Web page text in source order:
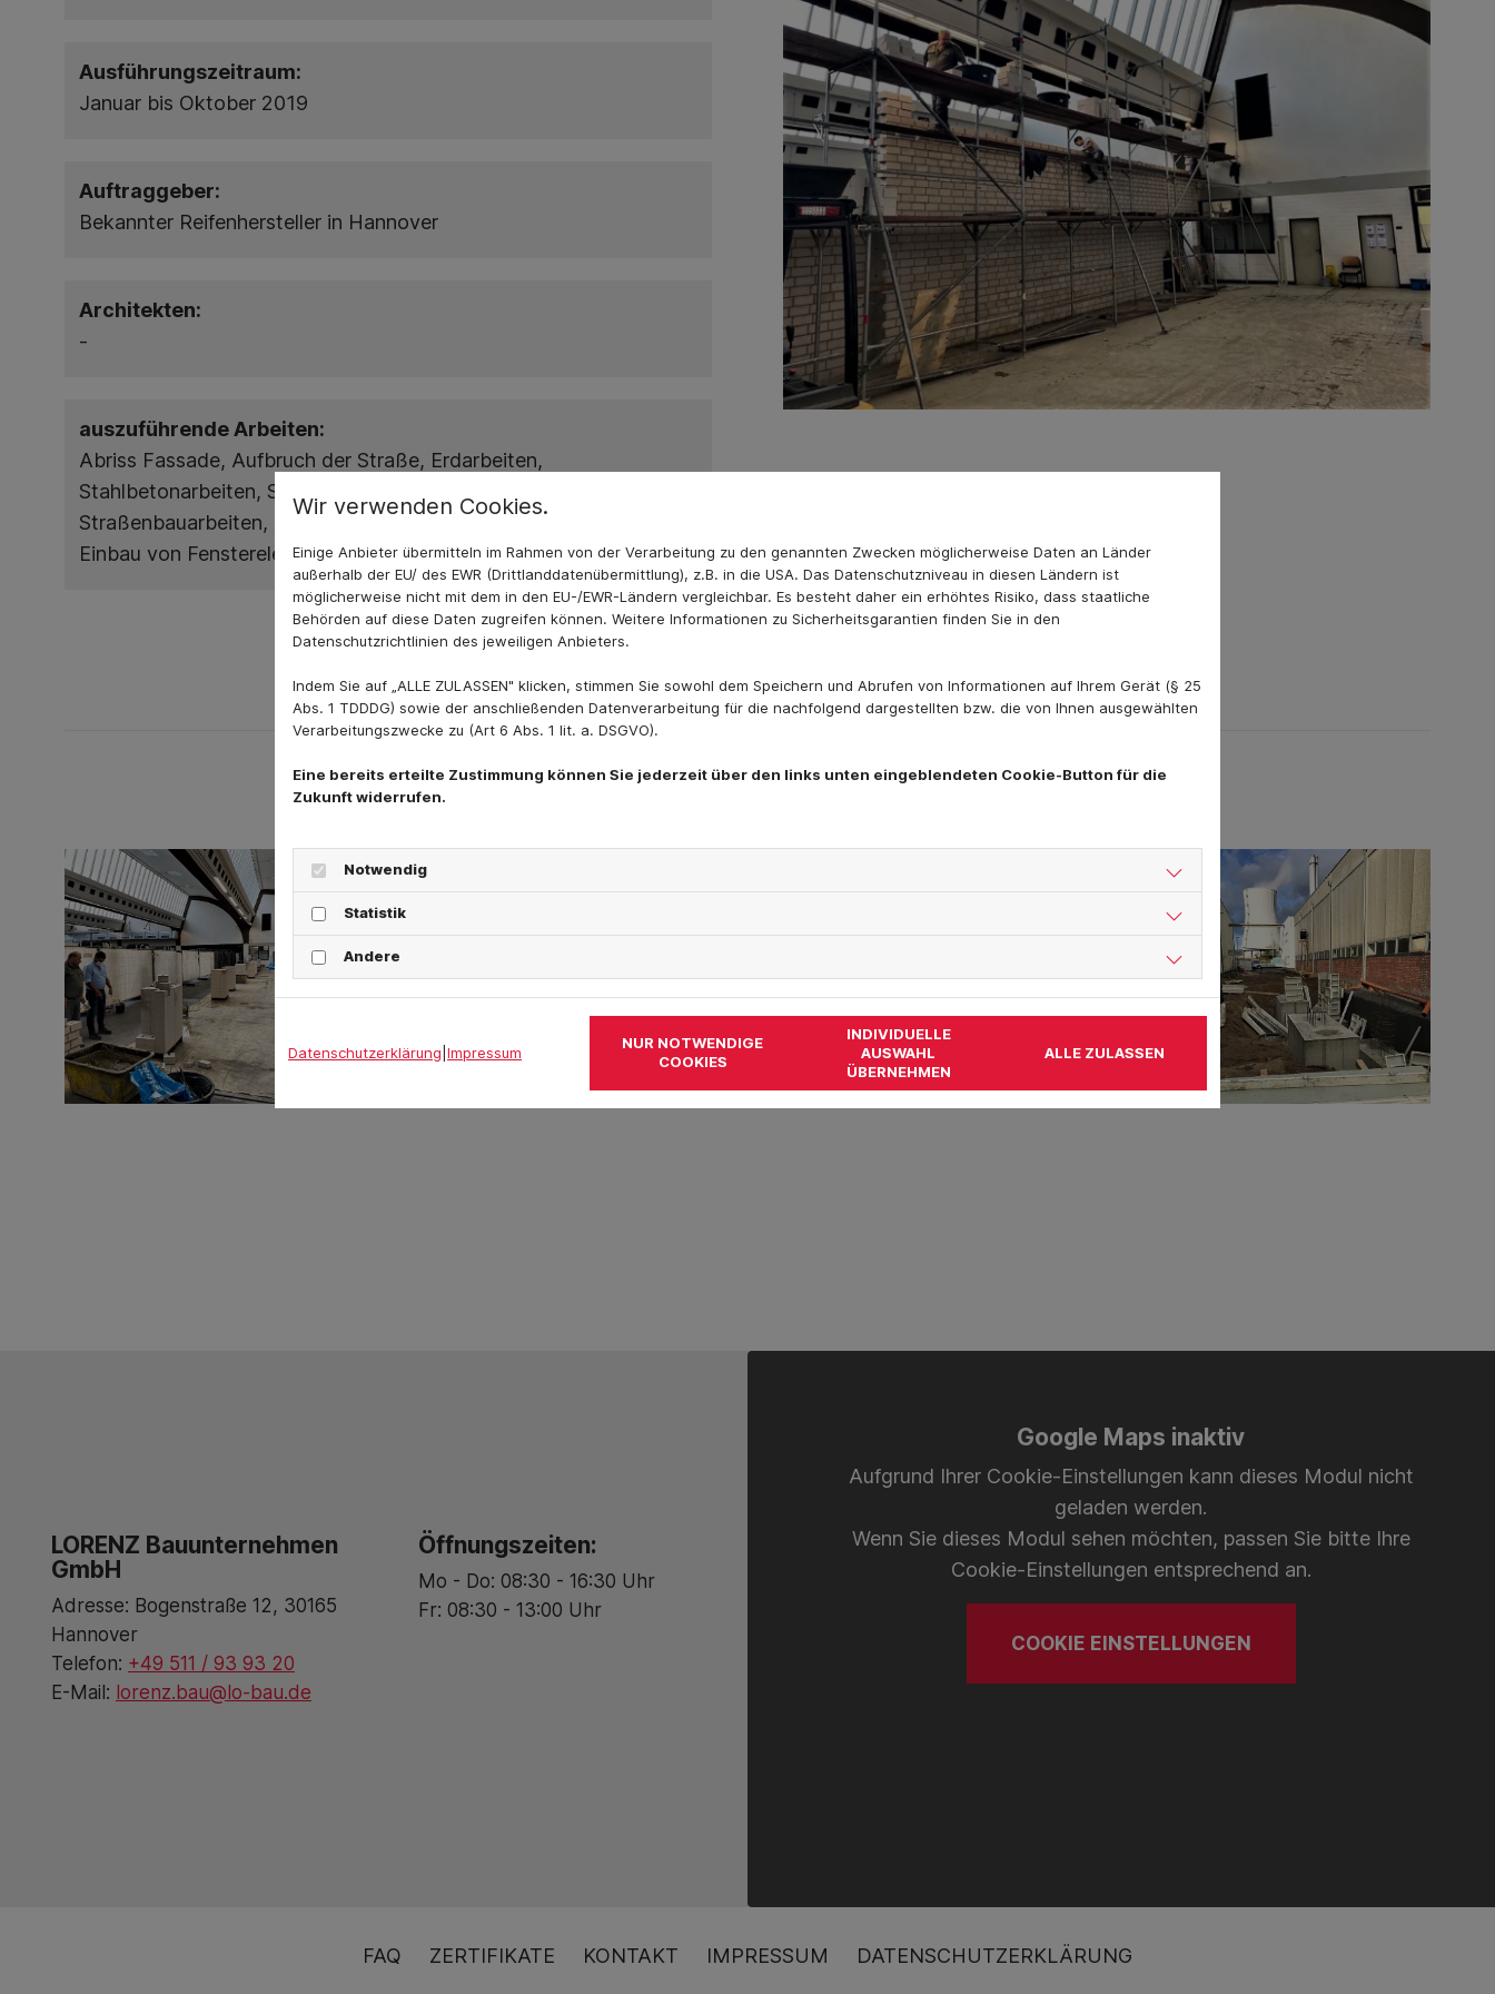
Ausführungszeitraum:
Januar bis Oktober 2019
Auftraggeber:
Bekannter Reifenhersteller in Hannover
Architekten:
-
auszuführende Arbeiten:
Abriss Fassade, Aufbruch der Straße, Erdarbeiten,
Stahlbetonarbeiten, Stahlbau- und Wandverkleidungsarbeiten,
Straßenbauarbeiten, Abdichtungsarbeiten Lüftungsschacht,
Einbau von Fensterelementen
LORENZ Bauunternehmen
GmbH
Adresse: Bogenstraße 12, 30165
Hannover
Telefon: +49 511 / 93 93 20
E-Mail: lorenz.bau@lo-bau.de
Öffnungszeiten:
Mo - Do: 08:30 - 16:30 Uhr
Fr: 08:30 - 13:00 Uhr
Google Maps inaktiv
Aufgrund Ihrer Cookie-Einstellungen kann dieses Modul nicht
geladen werden.
Wenn Sie dieses Modul sehen möchten, passen Sie bitte Ihre
Cookie-Einstellungen entsprechend an.
COOKIE EINSTELLUNGEN
FAQ ZERTIFIKATE KONTAKT IMPRESSUM DATENSCHUTZERKLÄRUNG
Wir verwenden Cookies.
Einige Anbieter übermitteln im Rahmen von der Verarbeitung zu den genannten Zwecken möglicherweise Daten an Länder
außerhalb der EU/ des EWR (Drittlanddatenübermittlung), z.B. in die USA. Das Datenschutzniveau in diesen Ländern ist
möglicherweise nicht mit dem in den EU-/EWR-Ländern vergleichbar. Es besteht daher ein erhöhtes Risiko, dass staatliche
Behörden auf diese Daten zugreifen können. Weitere Informationen zu Sicherheitsgarantien finden Sie in den
Datenschutzrichtlinien des jeweiligen Anbieters.
Indem Sie auf „ALLE ZULASSEN" klicken, stimmen Sie sowohl dem Speichern und Abrufen von Informationen auf Ihrem Gerät (§ 25
Abs. 1 TDDDG) sowie der anschließenden Datenverarbeitung für die nachfolgend dargestellten bzw. die von Ihnen ausgewählten
Verarbeitungszwecke zu (Art 6 Abs. 1 lit. a. DSGVO).
Eine bereits erteilte Zustimmung können Sie jederzeit über den links unten eingeblendeten Cookie-Button für die
Zukunft widerrufen.
Notwendig
Statistik
Andere
Datenschutzerklärung Impressum
NUR NOTWENDIGE
COOKIES
INDIVIDUELLE
AUSWAHL
ÜBERNEHMEN
ALLE ZULASSEN